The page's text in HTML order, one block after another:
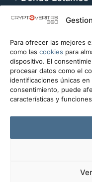
Para ofrecer las mejores
como las cookies para
dispositivo. El
procesar datos como el
identificaciones únicas
consentimiento, puede
características y
Velázquez 109,